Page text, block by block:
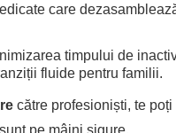
care
timpului de
fluide pentru familii.
către profesioniști, te
pe mâini sigure.